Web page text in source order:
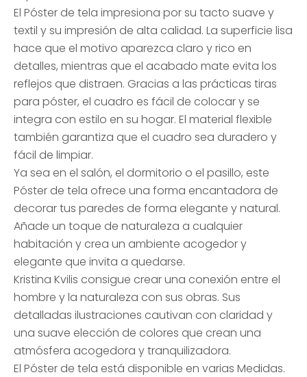
El Póster de tela impresiona por su tacto suave y
textil y su impresión de alta calidad. La superficie lisa
hace que el motivo aparezca claro y rico en
detalles, mientras que el acabado mate evita los
reflejos que distraen. Gracias a las prácticas tiras
para póster, el cuadro es fácil de colocar y se
integra con estilo en su hogar. El material flexible
también garantiza que el cuadro sea duradero y
fácil de limpiar.
Ya sea en el salón, el dormitorio o el pasillo, este
Póster de tela ofrece una forma encantadora de
decorar tus paredes de forma elegante y natural.
Añade un toque de naturaleza a cualquier
habitación y crea un ambiente acogedor y
elegante que invita a quedarse.
Kristina Kvilis consigue crear una conexión entre el
hombre y la naturaleza con sus obras. Sus
detalladas ilustraciones cautivan con claridad y
una suave elección de colores que crean una
atmósfera acogedora y tranquilizadora.
El Póster de tela está disponible en varias Medidas.